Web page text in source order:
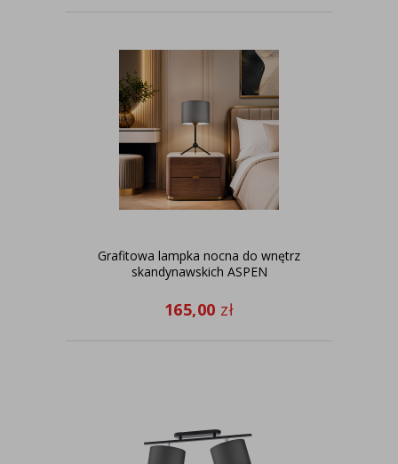
Grafitowa lampka nocna do wnętrz
skandynawskich ASPEN
165,00 zł